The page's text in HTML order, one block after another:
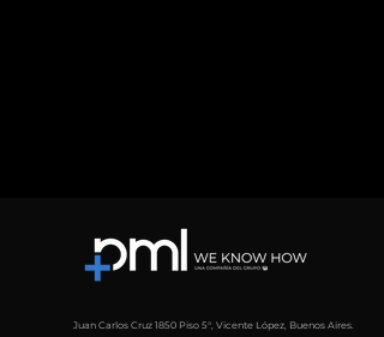
Juan Carlos Cruz 1850 Piso 5°, Vicente López, Buenos Aires.